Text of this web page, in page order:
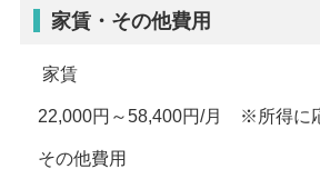
家賃・その他費用
家賃
22,000円～58,400円/月 ※所得に応
その他費用